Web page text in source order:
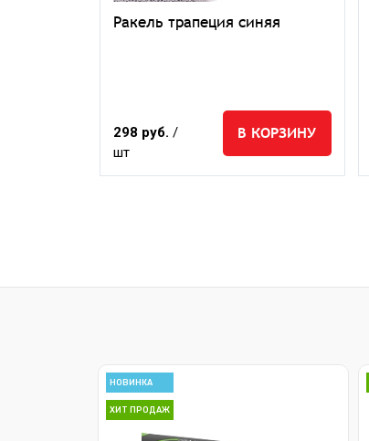
Ракель трапеция синяя
298 руб. /
шт
В КОРЗИНУ
НОВИНКА
ХИТ ПРОДАЖ